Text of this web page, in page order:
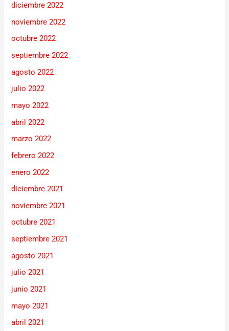
diciembre 2022
noviembre 2022
octubre 2022
septiembre 2022
agosto 2022
julio 2022
mayo 2022
abril 2022
marzo 2022
febrero 2022
enero 2022
diciembre 2021
noviembre 2021
octubre 2021
septiembre 2021
agosto 2021
julio 2021
junio 2021
mayo 2021
abril 2021